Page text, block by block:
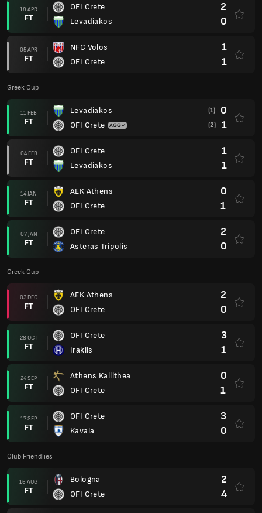
18 APR
FT
OFI Crete
Levadiakos
2
0
05 APR
FT
NFC Volos
OFI Crete
1
1
Greek Cup
11 FEB
FT
Levadiakos
OFI Crete
(1) 0
(2) 1
04 FEB
FT
OFI Crete
Levadiakos
1
1
14 JAN
FT
AEK Athens
OFI Crete
0
1
07 JAN
FT
OFI Crete
Asteras Tripolis
2
0
Greek Cup
03 DEC
FT
AEK Athens
OFI Crete
2
0
28 OCT
FT
OFI Crete
Iraklis
3
1
24 SEP
FT
Athens Kallithea
OFI Crete
0
1
17 SEP
FT
OFI Crete
Kavala
3
0
Club Friendlies
16 AUG
FT
Bologna
OFI Crete
2
4